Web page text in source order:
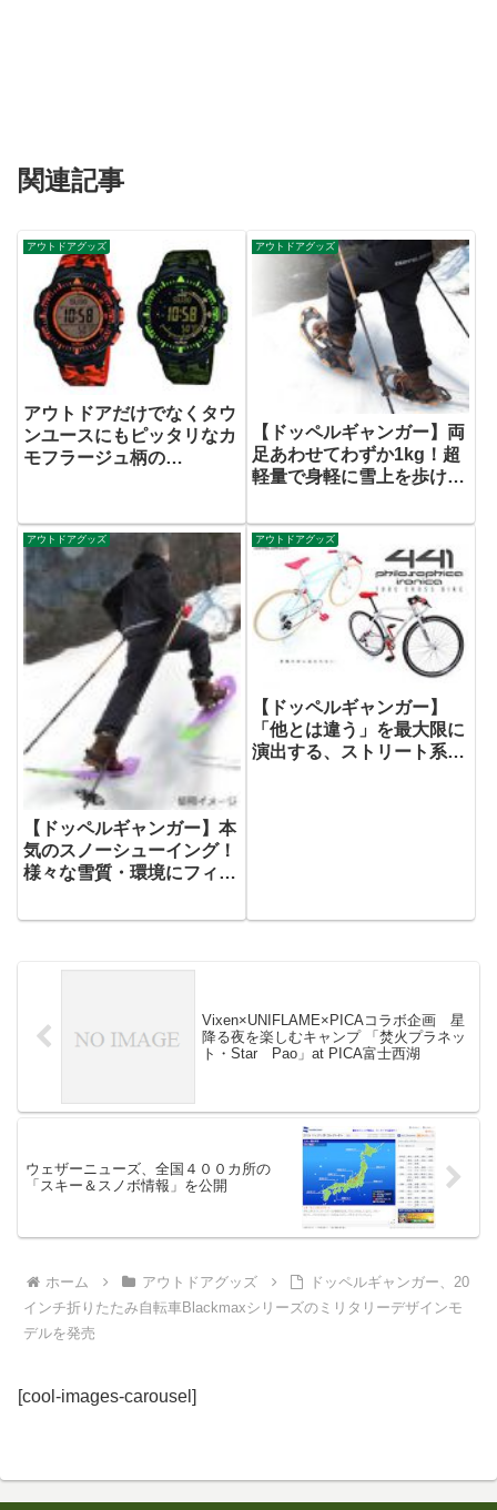
関連記事
アウトドアグッズ
アウトドアだけでなくタウ
ンユースにもピッタリなカ
モフラージュ柄の
アウトドアグッズ
【ドッペルギャンガー】両
足あわせてわずか1kg！超
軽量で身軽に雪上を歩ける
アウトドアグッズ
【ドッペルギャンガー】本
気のスノーシューイング！
様々な雪質・環境にフィッ
ル用純正スノーバスケット
アウトドアグッズ
【ドッペルギャンガー】
「他とは違う」を最大限に
演出する、ストリート系ク
Vixen×UNIFLAME×PICAコラボ企画 星
降る夜を楽しむキャンプ 「焚火プラネッ
ト・Star Pao」at PICA富士西湖
ウェザーニューズ、全国４００カ所の
「スキー＆スノボ情報」を公開
ホーム アウトドアグッズ
ドッペルギャンガー、20
インチ折りたたみ自転車Blackmaxシリーズのミリタリーデザインモ
デルを発売
[cool-images-carousel]